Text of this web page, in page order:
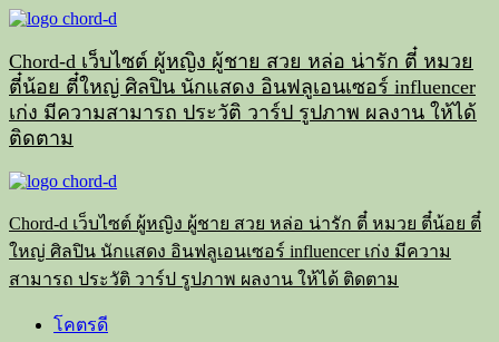
Skip
content
Chord-d เว็บไซต์ ผู้หญิง ผู้ชาย สวย หล่อ น่ารัก ตี๋ หมวย
ตี๋น้อย ตี๋ใหญ่ ศิลปิน นักแสดง อินฟลูเอนเซอร์ influencer
เก่ง มีความสามารถ ประวัติ วาร์ป รูปภาพ ผลงาน ให้ได้
ติดตาม
Primary
Chord-d เว็บไซต์ ผู้หญิง ผู้ชาย สวย หล่อ น่ารัก ตี๋ หมวย ตี๋น้อย ตี๋
ใหญ่ ศิลปิน นักแสดง อินฟลูเอนเซอร์ influencer เก่ง มีความ
สามารถ ประวัติ วาร์ป รูปภาพ ผลงาน ให้ได้ ติดตาม
โคตรดี